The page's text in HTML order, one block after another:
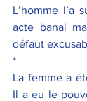
L’homme l’a
acte banal
défaut
*
La femme a
Il a eu le